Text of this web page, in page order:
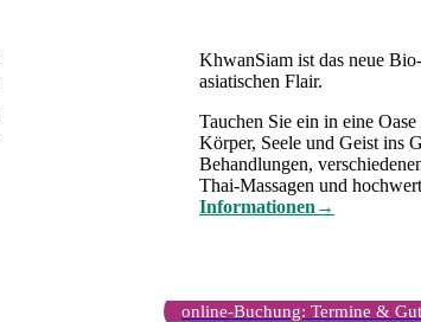
KhwanSiam ist das neue
asiatischen Flair.
Tauchen Sie ein in eine
Körper, Seele und Geist ins
Behandlungen,
Thai-Massagen und
Informationen→
online-Buchung: Termine &